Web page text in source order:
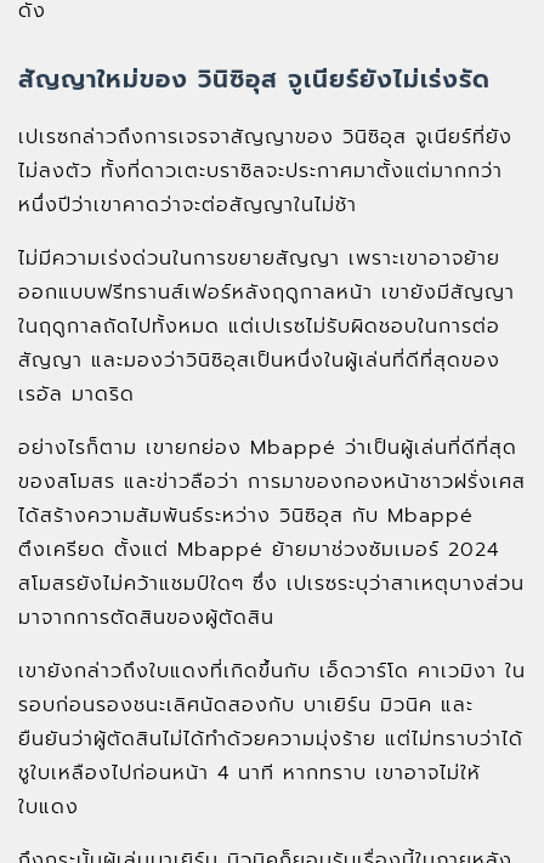
ดัง
สัญญาใหม่ของ วินิซิอุส จูเนียร์ยังไม่เร่งรัด
เปเรซกล่าวถึงการเจรจาสัญญาของ วินิซิอุส จูเนียร์ที่ยัง
ไม่ลงตัว ทั้งที่ดาวเตะบราซิลจะประกาศมาตั้งแต่มากกว่า
หนึ่งปีว่าเขาคาดว่าจะต่อสัญญาในไม่ช้า
ไม่มีความเร่งด่วนในการขยายสัญญา เพราะเขาอาจย้าย
ออกแบบฟรีทรานส์เฟอร์หลังฤดูกาลหน้า เขายังมีสัญญา
ในฤดูกาลถัดไปทั้งหมด แต่เปเรซไม่รับผิดชอบในการต่อ
สัญญา และมองว่าวินิซิอุสเป็นหนึ่งในผู้เล่นที่ดีที่สุดของ
เรอัล มาดริด
อย่างไรก็ตาม เขายกย่อง Mbappé ว่าเป็นผู้เล่นที่ดีที่สุด
ของสโมสร และข่าวลือว่า การมาของกองหน้าชาวฝรั่งเศส
ได้สร้างความสัมพันธ์ระหว่าง วินิซิอุส กับ Mbappé
ตึงเครียด ตั้งแต่ Mbappé ย้ายมาช่วงซัมเมอร์ 2024
สโมสรยังไม่คว้าแชมป์ใดๆ ซึ่ง เปเรซระบุว่าสาเหตุบางส่วน
มาจากการตัดสินของผู้ตัดสิน
เขายังกล่าวถึงใบแดงที่เกิดขึ้นกับ เอ็ดวาร์โด คาเวมิงา ใน
รอบก่อนรองชนะเลิศนัดสองกับ บาเยิร์น มิวนิค และ
ยืนยันว่าผู้ตัดสินไม่ได้ทำด้วยความมุ่งร้าย แต่ไม่ทราบว่าได้
ชูใบเหลืองไปก่อนหน้า 4 นาที หากทราบ เขาอาจไม่ให้
ใบแดง